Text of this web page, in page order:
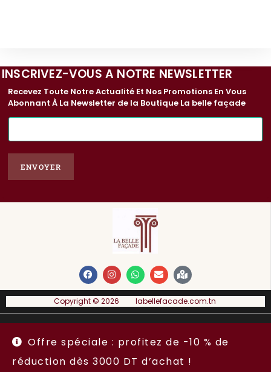
Offre spéciale : profitez de -10 % de
réduction dès 3000 DT d’achat !
INSCRIVEZ-VOUS A NOTRE NEWSLETTER
Recevez Toute Notre Actualité Et Nos Promotions En Vous
Abonnant À La Newsletter de la Boutique La belle façade
E
l
ENVOYER
Copyright © 2026 labellefacade.com.tn
A propos Condition générale de ventes Espace Vendeur
Copyright 2026 - labellefacade.com.tn